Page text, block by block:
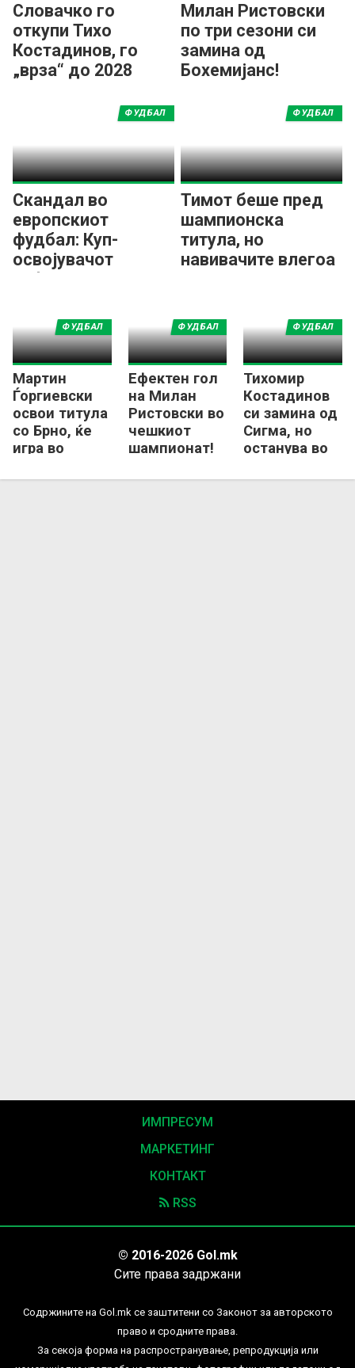
Словачко го
откупи Тихо
Костадинов, го
„врза“ до 2028
Милан Ристовски
по три сезони си
замина од
Бохемијанс!
Скандал во
европскиот
фудбал: Куп-
освојувачот
исфрлен од лига
ФУДБАЛ
Тимот беше пред
шампионска
титула, но
навивачите влегоа
ФУДБАЛ
Мартин
Ѓоргиевски
освои титула
со Брно, ќе
игра во
лига
ФУДБАЛ
Ефектен гол
на Милан
Ристовски во
чешкиот
шампионат!
ФУДБАЛ
Тихомир
Костадинов
си замина од
Сигма, но
останува во
ФУДБАЛ
ИМПРЕСУМ
МАРКЕТИНГ
КОНТАКТ
RSS
© 2016-2026 Gol.mk
Сите права задржани
Содржините на Gol.mk се заштитени со Законот за авторското
право и сродните права.
За секоја форма на распространување, репродукција или